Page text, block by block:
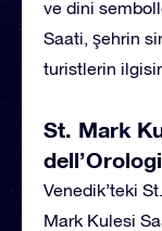
ve dini
Saati, şehrin
turistlerin
St. Mark
Venedik’teki
Mark Kulesi